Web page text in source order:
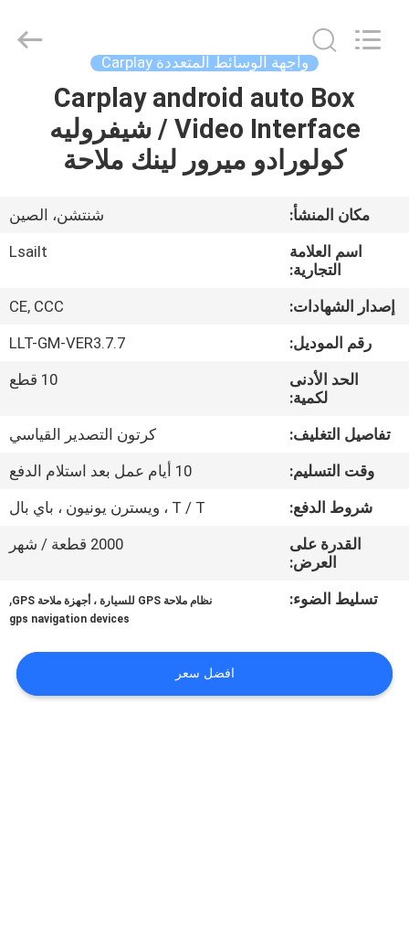
منزل،
أشرطة
معلومات
جولة
المعمل
مراقبة
بنا
Electron
Co.,Ltd.
واجهة الوسائط المتعددة Carplay
Carplay android auto Box
Video Interface / شيفروليه
كولورادو ميرور لينك ملاحة
مكان المنشأ:
شنتشن، الصين
اسم العلامة
التجارية:
Lsailt
إصدار الشهادات:
CE, CCC
رقم الموديل:
LLT-GM-VER3.7.7
الحد الأدنى
لكمية:
10 قطع
تفاصيل التغليف:
كرتون التصدير القياسي
وقت التسليم:
10 أيام عمل بعد استلام الدفع
شروط الدفع:
T / T ، ويسترن يونيون ، باي بال
القدرة على
العرض:
2000 قطعة / شهر
تسليط الضوء: نظام ملاحة GPS للسيارة ، أجهزة ملاحة GPS ,
gps navigation devices
افضل سعر